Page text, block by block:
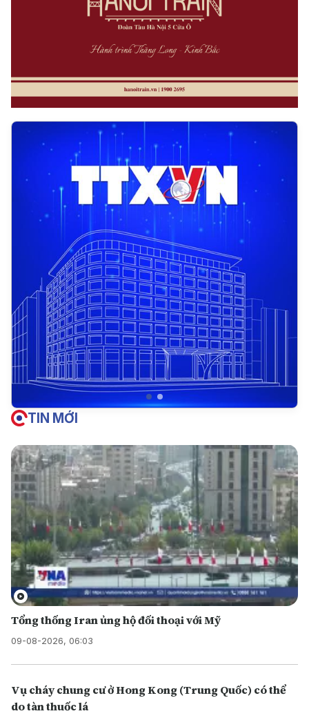
TIN MỚI
Tổng thống Iran ủng hộ đối thoại với Mỹ
09-08-2026, 06:03
Vụ cháy chung cư ở Hong Kong (Trung Quốc) có thể
do tàn thuốc lá